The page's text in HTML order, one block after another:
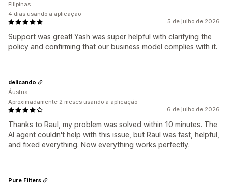
5 de julho de 2026
Support was great! Yash was super helpful with clarifying the
policy and confirming that our business model complies with it.
Filipinas
4 dias usando a aplicação
6 de julho de 2026
Thanks to Raul, my problem was solved within 10 minutes. The
AI agent couldn't help with this issue, but Raul was fast, helpful,
and fixed everything. Now everything works perfectly.
delicando
Áustria
Aproximadamente 2 meses usando a aplicação
Pure Filters